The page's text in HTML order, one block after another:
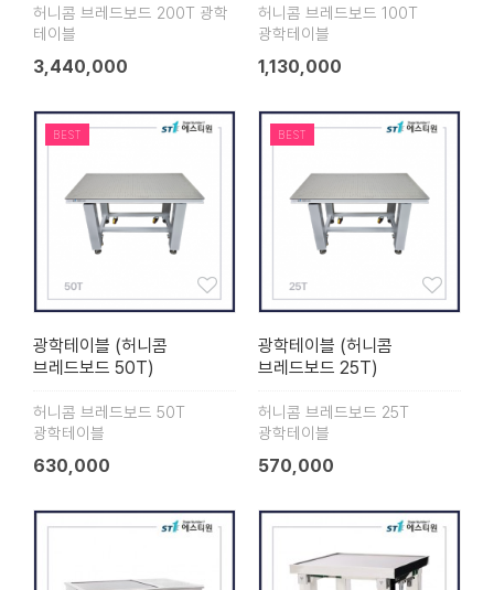
허니콤 브레드보드 200T 광학
테이블
3,440,000
허니콤 브레드보드 100T
광학테이블
1,130,000
BEST
광학테이블 (허니콤
브레드보드 50T)
허니콤 브레드보드 50T
광학테이블
630,000
BEST
광학테이블 (허니콤
브레드보드 25T)
허니콤 브레드보드 25T
광학테이블
570,000